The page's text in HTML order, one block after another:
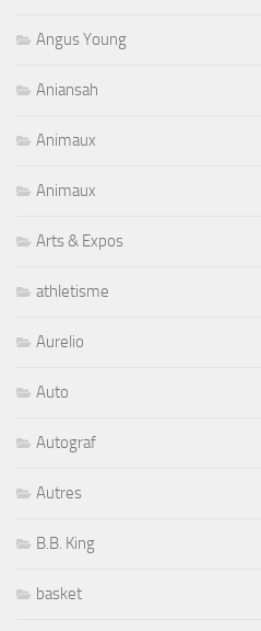
Angus Young
Aniansah
Animaux
Animaux
Arts & Expos
athletisme
Aurelio
Auto
Autograf
Autres
B.B. King
basket